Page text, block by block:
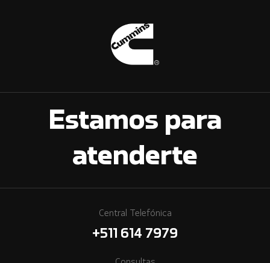
Estamos para
atenderte
Central Telefónica
+511 614 7979